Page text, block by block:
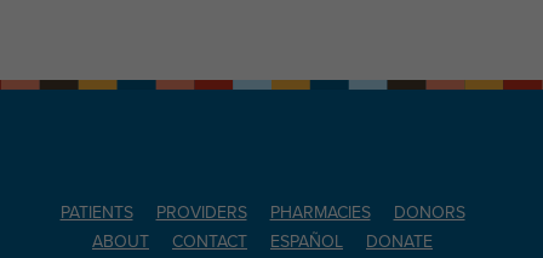
PATIENTS PROVIDERS PHARMACIES
DONORS
ABOUT
CONTACT ESPAÑOL DONATE